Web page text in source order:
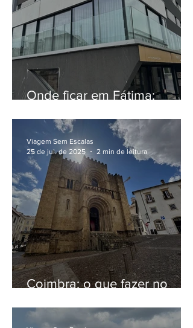
Onde ficar em Fátima:
Marianos e visita ao
Santuário de Fátima
Coimbra: o que fazer no
universitária mais charmosa
Viagem Sem Escalas
25 de jul. de 2025
2 min de leitura